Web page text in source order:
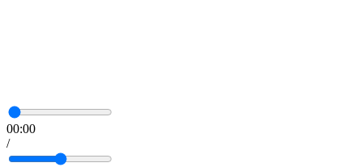
00:00
/